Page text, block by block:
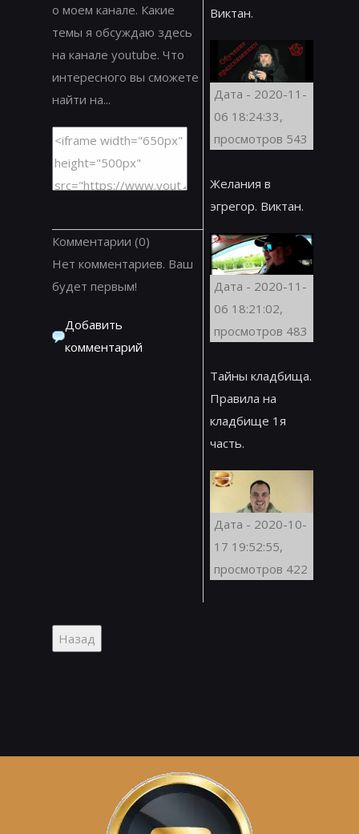
о моем канале. Какие
темы я обсуждаю здесь
на канале youtube. Что
интересного вы сможете
найти на...
Комментарии (0)
Нет комментариев. Ваш
будет первым!
Добавить
комментарий
Виктан.
Дата - 2020-11-
06 18:24:33,
просмотров 543
Желания в
эгрегор. Виктан.
Дата - 2020-11-
06 18:21:02,
просмотров 483
Тайны кладбища.
Правила на
кладбище 1я
часть.
Дата - 2020-10-
17 19:52:55,
просмотров 422